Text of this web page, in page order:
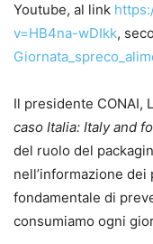
Youtube, al link
v=HB4na-wDIkk,
Il presidente CONAI,
caso Italia: Italy and
del ruolo del
nell’informazione dei
fondamentale di
consumiamo ogni